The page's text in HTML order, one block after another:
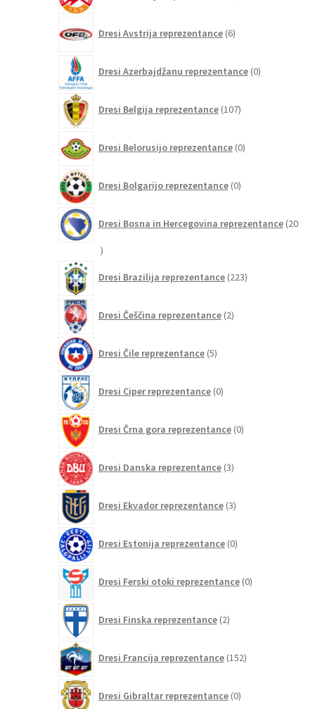
Dresi Avstrija reprezentance 6izdelkov
Dresi Azerbajdžanu reprezentance 0izdelkov
Dresi Belgija reprezentance 107izdelkov
Dresi Belorusijo reprezentance 0izdelkov
Dresi Bolgarijo reprezentance 0izdelkov
Dresi Bosna in Hercegovina reprezentance 20
20
Dresi Brazilija reprezentance 223izdelkov
Dresi Češčina reprezentance 2izdelka
Dresi Čile reprezentance 5izdelkov
Dresi Ciper reprezentance 0izdelkov
Dresi Črna gora reprezentance 0izdelkov
Dresi Danska reprezentance 3izdelki
Dresi Ekvador reprezentance 3izdelki
Dresi Estonija reprezentance 0izdelkov
Dresi Ferski otoki reprezentance 0izdelkov
Dresi Finska reprezentance 2izdelka
Dresi Francija reprezentance 152izdelkov
Dresi Gibraltar reprezentance 0izdelkov